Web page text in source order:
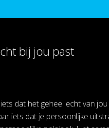
bij jou past
dat het geheel echt van jou
iets dat je persoonlijke